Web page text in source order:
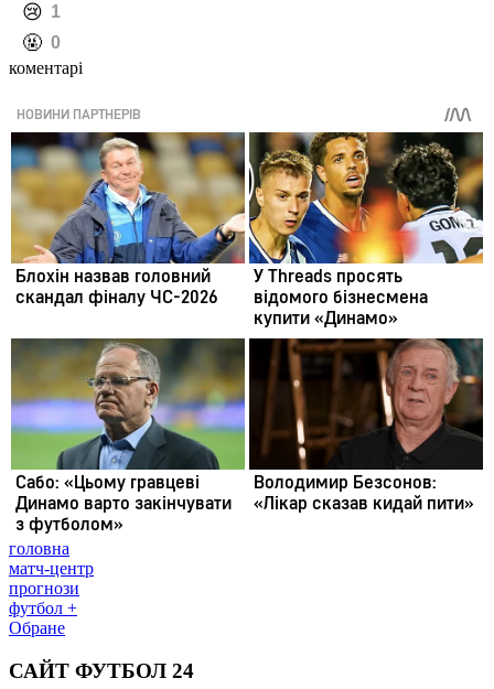
️😢 1
️🤬 0
коментарі
головна
матч-центр
прогнози
футбол +
Обране
САЙТ ФУТБОЛ 24